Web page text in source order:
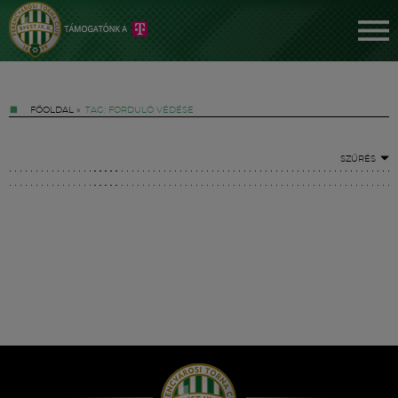
FŐOLDAL » TAG: FORDULÓ VÉDÉSE
SZŰRÉS
Hírek